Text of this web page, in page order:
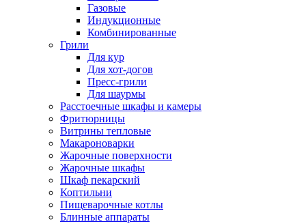
Газовые
Индукционные
Комбинированные
Грили
Для кур
Для хот-догов
Пресс-грили
Для шаурмы
Расстоечные шкафы и камеры
Фритюрницы
Витрины тепловые
Макароноварки
Жарочные поверхности
Жарочные шкафы
Шкаф пекарский
Коптильни
Пищеварочные котлы
Блинные аппараты